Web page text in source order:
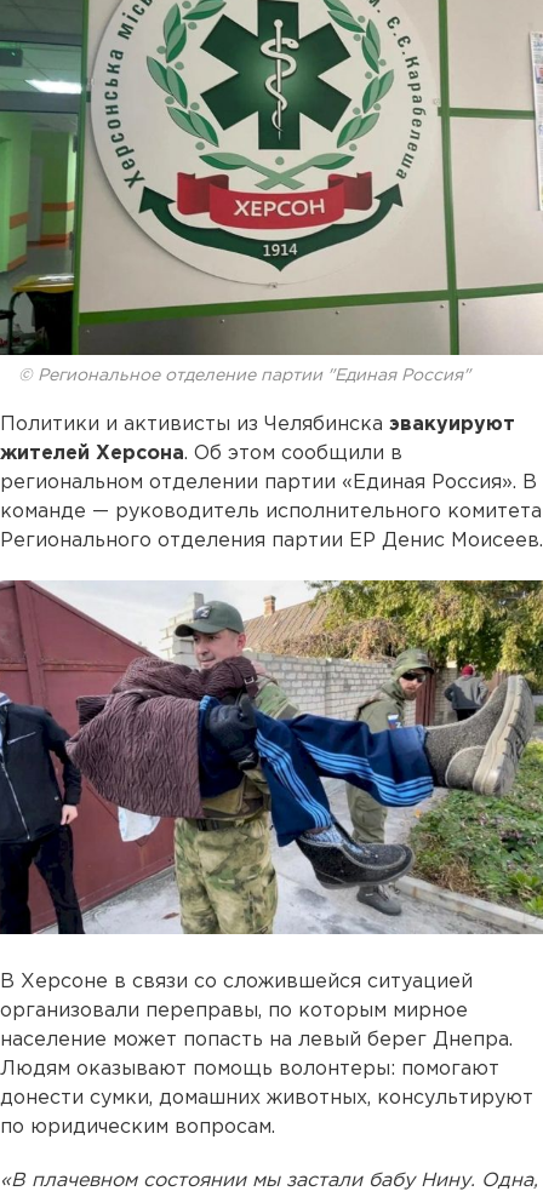
© Региональное отделение партии "Единая Россия"
Политики и активисты из Челябинска эвакуируют
жителей Херсона. Об этом сообщили в
региональном отделении партии «Единая Россия». В
команде — руководитель исполнительного комитета
Регионального отделения партии ЕР Денис Моисеев.
В Херсоне в связи со сложившейся ситуацией
организовали переправы, по которым мирное
население может попасть на левый берег Днепра.
Людям оказывают помощь волонтеры: помогают
донести сумки, домашних животных, консультируют
по юридическим вопросам.
«В плачевном состоянии мы застали бабу Нину. Одна,